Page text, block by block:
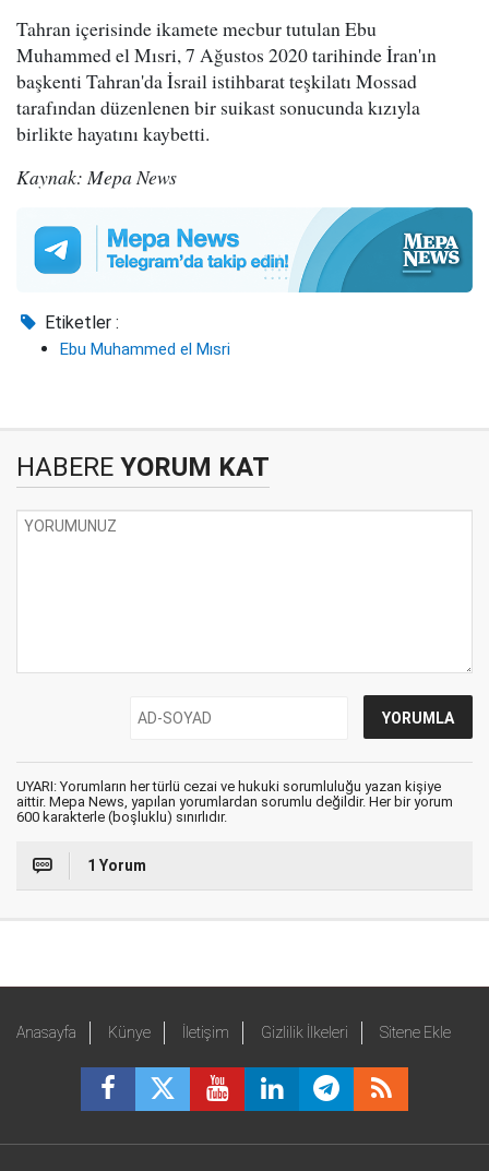
Tahran içerisinde ikamete mecbur tutulan Ebu
Muhammed el Mısri, 7 Ağustos 2020 tarihinde İran'ın
başkenti Tahran'da İsrail istihbarat teşkilatı Mossad
tarafından düzenlenen bir suikast sonucunda kızıyla
birlikte hayatını kaybetti.
Kaynak: Mepa News
Etiketler :
Ebu Muhammed el Mısri
HABERE YORUM KAT
UYARI: Yorumların her türlü cezai ve hukuki sorumluluğu yazan kişiye
aittir. Mepa News, yapılan yorumlardan sorumlu değildir. Her bir yorum
600 karakterle (boşluklu) sınırlıdır.
1 Yorum
Anasayfa Künye İletişim Gizlilik İlkeleri Sitene Ekle